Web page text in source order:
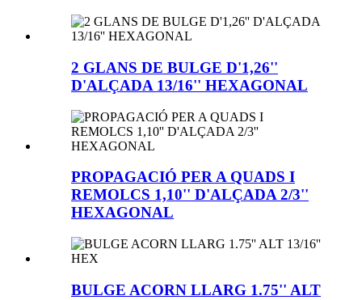
2 GLANS DE BULGE D'1,26''
D'ALÇADA 13/16'' HEXAGONAL
PROPAGACIÓ PER A QUADS I
REMOLCS 1,10'' D'ALÇADA 2/3''
HEXAGONAL
BULGE ACORN LLARG 1.75'' ALT